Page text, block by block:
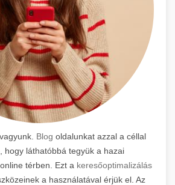
Blog oldalunkat azzal a céllal
hogy láthatóbbá tegyük a hazai
térben. Ezt a keresőoptimalizálás
a használatával érjük el. Az